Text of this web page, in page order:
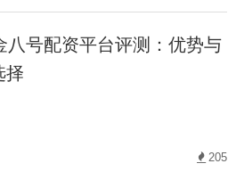
八号配资平台评测：优势与
择
205